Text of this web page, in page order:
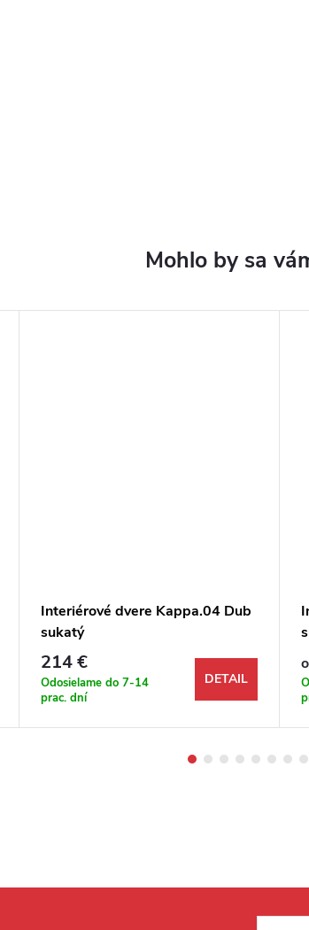
Interiérové dvere Kappa.04 Dub
sukatý
214 €
Odosielame do 7-14
prac. dní
DETAIL